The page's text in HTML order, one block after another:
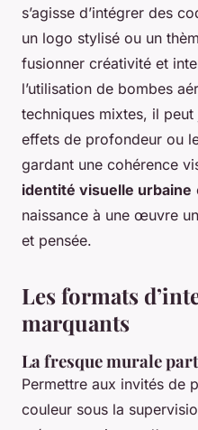
s’agisse d’intégrer des
un logo stylisé ou un
fusionner créativité et
l’utilisation de bombes
techniques mixtes, il
effets de profondeur ou
gardant une cohérence
identité visuelle urbaine
naissance à une œuvre
et pensée.
Les formats
marquants
La fresque murale
Permettre aux invités de
couleur sous la